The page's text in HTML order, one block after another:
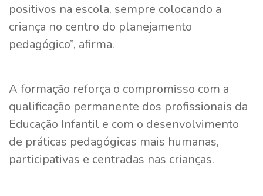
positivos na escola, sempre colocando a
criança no centro do planejamento
pedagógico”, afirma.
A formação reforça o compromisso com a
qualificação permanente dos profissionais da
Educação Infantil e com o desenvolvimento
de práticas pedagógicas mais humanas,
participativas e centradas nas crianças.